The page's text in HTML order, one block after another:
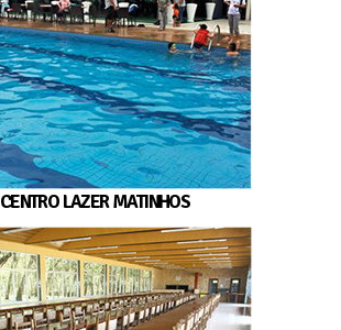
CENTRO LAZER MATINHOS